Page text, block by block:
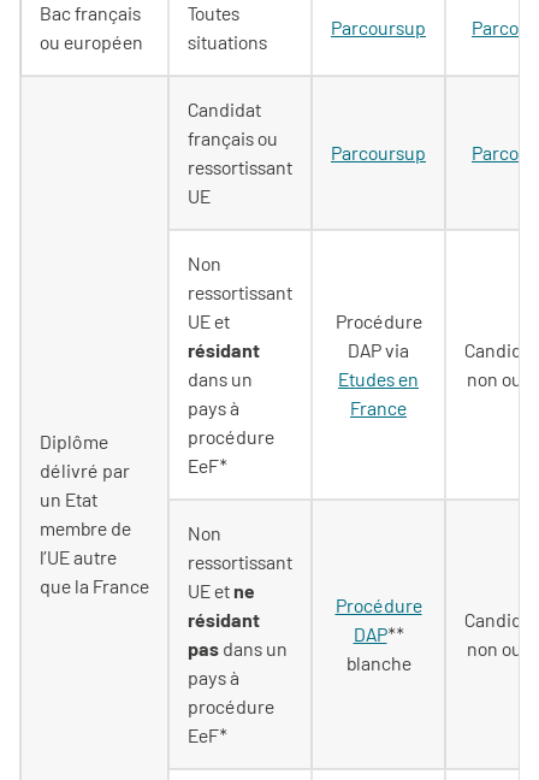
Bac français
ou européen
Toutes
situations
Parcoursup
Diplôme
délivré par
un Etat
membre de
l’UE autre
que la France
Candidat
français ou
ressortissant
UE
Parcoursup
Non
ressortissant
UE et
résidant
dans un
pays à
procédure
EeF*
Procédure
DAP via
Etudes en
France
non
Non
ressortissant
UE et ne
résidant
pas dans un
pays à
procédure
EeF*
Procédure
DAP**
blanche
non